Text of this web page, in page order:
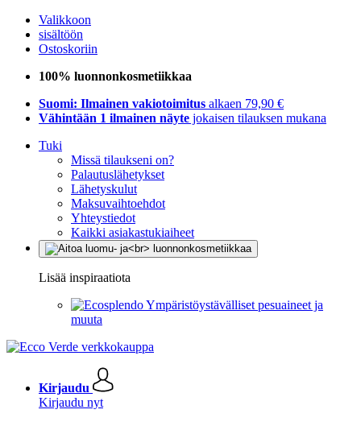
Valikkoon
sisältöön
Ostoskoriin
100% luonnonkosmetiikkaa
Suomi: Ilmainen vakiotoimitus alkaen 79,90 €
Vähintään 1 ilmainen näyte jokaisen tilauksen mukana
Tuki
Missä tilaukseni on?
Palautuslähetykset
Lähetyskulut
Maksuvaihtoehdot
Yhteystiedot
Kaikki asiakastukiaiheet
Lisää inspiraatiota
Ympäristöystävälliset pesuaineet ja
muuta
Kirjaudu
Kirjaudu nyt